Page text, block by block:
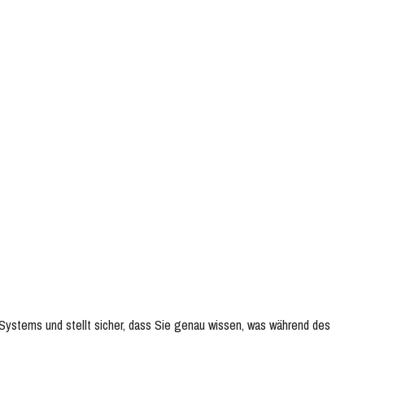
und stellt sicher, dass Sie genau wissen, was während des